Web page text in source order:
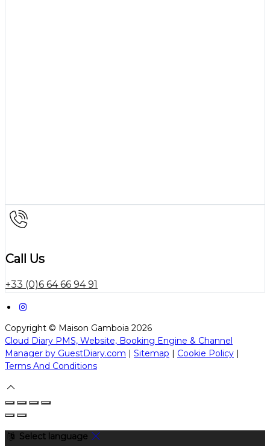
Call Us
+33 (0)6 64 66 94 91
Copyright © Maison Gamboia 2026
Cloud Diary PMS, Website, Booking Engine & Channel
Manager by GuestDiary.com | Sitemap | Cookie Policy |
Terms And Conditions
Select language